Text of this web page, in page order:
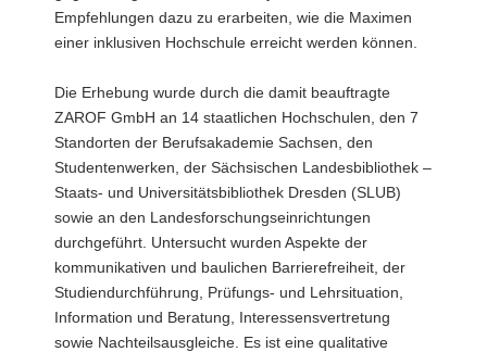
Empfehlungen dazu zu erarbeiten, wie die Maximen
einer inklusiven Hochschule erreicht werden können.
Die Erhebung wurde durch die damit beauftragte
ZAROF GmbH an 14 staatlichen Hochschulen, den 7
Standorten der Berufsakademie Sachsen, den
Studentenwerken, der Sächsischen Landesbibliothek –
Staats- und Universitätsbibliothek Dresden (SLUB)
sowie an den Landesforschungseinrichtungen
durchgeführt. Untersucht wurden Aspekte der
kommunikativen und baulichen Barrierefreiheit, der
Studiendurchführung, Prüfungs- und Lehrsituation,
Information und Beratung, Interessensvertretung
sowie Nachteilsausgleiche. Es ist eine qualitative